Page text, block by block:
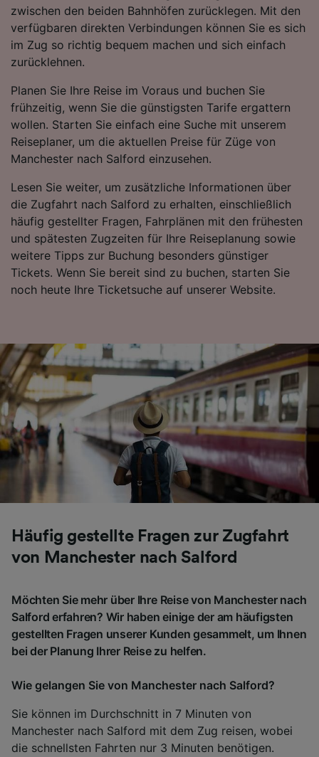
zwischen den beiden Bahnhöfen zurücklegen. Mit den
verfügbaren direkten Verbindungen können Sie es sich
im Zug so richtig bequem machen und sich einfach
zurücklehnen.
Planen Sie Ihre Reise im Voraus und buchen Sie
frühzeitig, wenn Sie die günstigsten Tarife ergattern
wollen. Starten Sie einfach eine Suche mit unserem
Reiseplaner, um die aktuellen Preise für Züge von
Manchester nach Salford einzusehen.
Lesen Sie weiter, um zusätzliche Informationen über
die Zugfahrt nach Salford zu erhalten, einschließlich
häufig gestellter Fragen, Fahrplänen mit den frühesten
und spätesten Zugzeiten für Ihre Reiseplanung sowie
weitere Tipps zur Buchung besonders günstiger
Tickets. Wenn Sie bereit sind zu buchen, starten Sie
noch heute Ihre Ticketsuche auf unserer Website.
Häufig gestellte Fragen zur Zugfahrt
von Manchester nach Salford
Möchten Sie mehr über Ihre Reise von Manchester nach
Salford erfahren? Wir haben einige der am häufigsten
gestellten Fragen unserer Kunden gesammelt, um Ihnen
bei der Planung Ihrer Reise zu helfen.
Wie gelangen Sie von Manchester nach Salford?
Sie können im Durchschnitt in 7 Minuten von
Manchester nach Salford mit dem Zug reisen, wobei
die schnellsten Fahrten nur 3 Minuten benötigen.